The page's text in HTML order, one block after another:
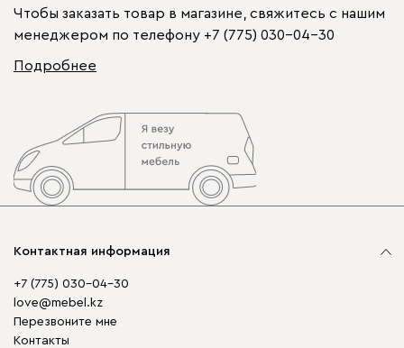
Чтобы заказать товар в магазине, свяжитесь с нашим
менеджером по телефону +7 (775) 030-04-30
Подробнее
Контактная информация
+7 (775) 030-04-30
love@mebel.kz
Перезвоните мне
Контакты